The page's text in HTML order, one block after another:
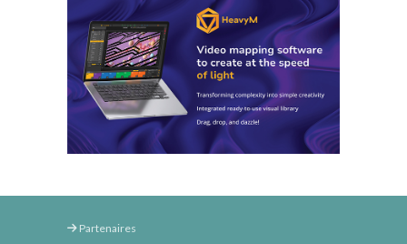
Partenaires